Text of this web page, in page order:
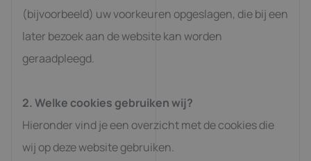
(bijvoorbeeld) uw voorkeuren opgeslagen, die bij een
later bezoek aan de website kan worden
geraadpleegd.
2. Welke cookies gebruiken wij?
Hieronder vind je een overzicht met de cookies die
wij op deze website gebruiken.